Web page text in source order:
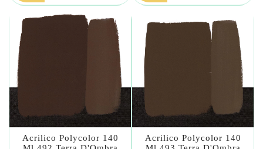
Acrilico Polycolor 140
Acrilico Polycolor 140